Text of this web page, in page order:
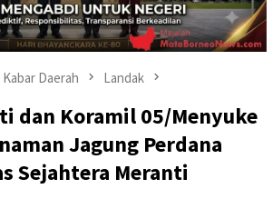
Kabar Daerah Landak
dan Koramil 05/Menyuke
Jagung Perdana
Sejahtera Meranti